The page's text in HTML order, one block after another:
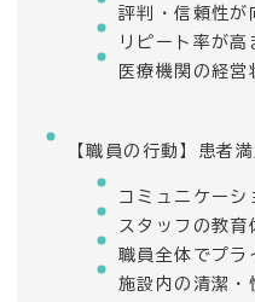
評判・信頼性が
リピート率が
医療機関の経営
【職員の行動】患者
コミュニケーシ
スタッフの教育
職員全体でプラ
施設内の清潔・